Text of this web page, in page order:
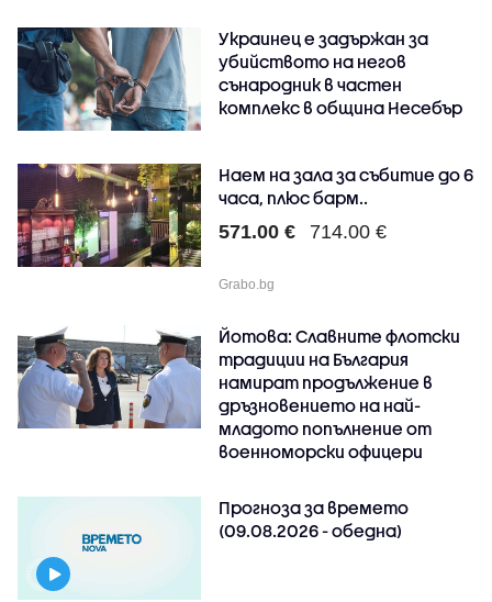
Украинец е задържан за
убийството на негов
сънародник в частен
комплекс в община Несебър
Наем на зала за събитие до 6
часа, плюс барм..
571.00 € 714.00 €
Grabo.bg
Йотова: Славните флотски
традиции на България
намират продължение в
дръзновението на най-
младото попълнение от
военноморски офицери
Прогноза за времето
(09.08.2026 - обедна)